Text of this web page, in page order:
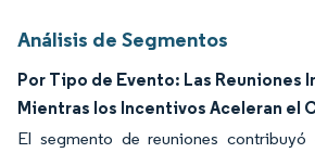
Análisis de Segmentos
Por Tipo de Evento: Las Reuniones
Mientras los Incentivos Aceleran el
El segmento de reuniones